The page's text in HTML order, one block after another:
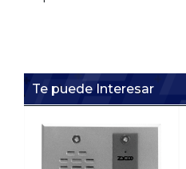
Te puede Interesar